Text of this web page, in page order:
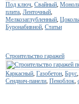
Под ключ Свайный
плита Ленточный
Мелкозаглубленный
Буронабивной Статьи
Строительство гаражей
Каркасный Газобетон Брус
Сендвич-панели Пеноблок